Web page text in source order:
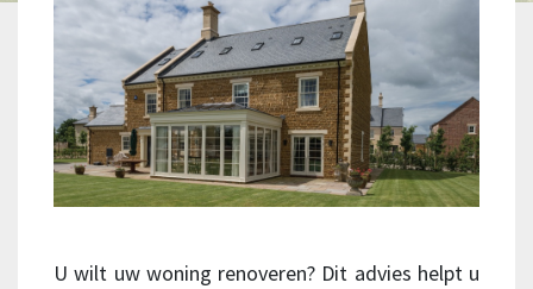
U wilt uw woning renoveren? Dit advies helpt u